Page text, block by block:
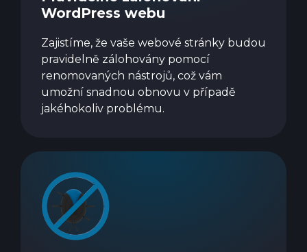
WordPress webu
Zajistíme, že vaše webové stránky budou
pravidelně zálohovány pomocí
renomovaných nástrojů, což vám
umožní snadnou obnovu v případě
jakéhokoliv problému.